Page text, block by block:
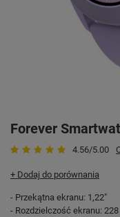
Forever
4.56/5.00
+ Dodaj do porównania
- Przekątna ekranu: 1,22"
- Rozdzielczość ekranu: 228